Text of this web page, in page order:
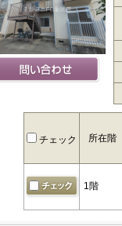
チェック 所在階
1階